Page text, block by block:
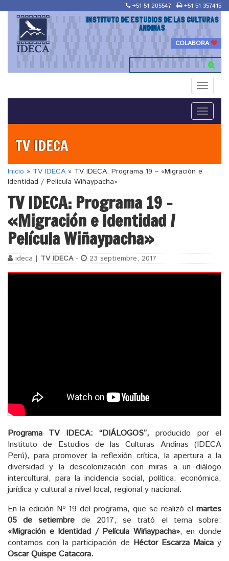
+51 51 205547 +51 51 357415
INSTITUTO DE ESTUDIOS DE LAS CULTURAS
ANDINAS
COLABORA
Toggle
Toggle
TV IDECA
Inicio » TV IDECA » TV IDECA: Programa 19 – «Migración e
Identidad / Película Wiñaypacha»
TV IDECA: Programa 19 –
«Migración e Identidad /
Película Wiñaypacha»
ideca | TV IDECA- 23 septiembre, 2017
Programa TV IDECA: “DIÁLOGOS”,producido por el
Instituto de Estudios de las Culturas Andinas (IDECA
Perú), para promover la reflexión crítica, la apertura a la
diversidad y la descolonización con miras a un diálogo
intercultural, para la incidencia social, política, económica,
jurídica y cultural a nivel local, regional y nacional.
En la edición Nº 19 del programa, que se realizó el martes
05 de setiembre de 2017, se trató el tema sobre:
«Migración e Identidad / Película Wiñaypacha», en donde
contamos con la participación de Héctor Escarza Maica y
Oscar Quispe Catacora.